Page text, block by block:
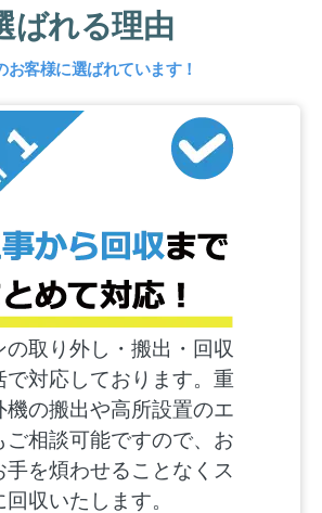
ばれる理由
お客様に選ばれています！
の取り外し・搬出・回収
で対応しております。重
機の搬出や高所設置のエ
ご相談可能ですので、お
手を煩わせることなくス
収いたします。